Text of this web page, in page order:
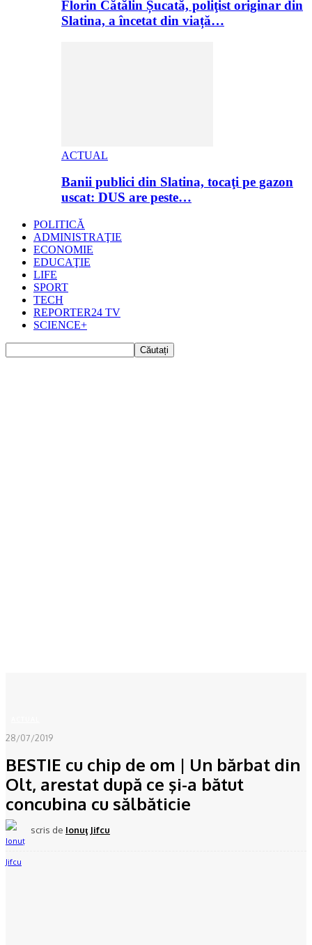
Florin Cătălin Șucată, poliţist originar din
Slatina, a încetat din viață…
ACTUAL
Banii publici din Slatina, tocaţi pe gazon
uscat: DUS are peste…
POLITICĂ
ADMINISTRAŢIE
ECONOMIE
EDUCAŢIE
LIFE
SPORT
TECH
REPORTER24 TV
SCIENCE+
28/07/2019
BESTIE cu chip de om | Un bărbat din
Olt, arestat după ce şi-a bătut
concubina cu sălbăticie
scris de Ionuţ Jifcu